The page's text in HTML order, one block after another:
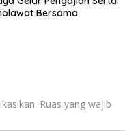
Bersama
Ruas yang wajib